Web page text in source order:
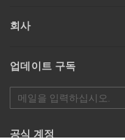
회사
업데이트 구독
공식 계정